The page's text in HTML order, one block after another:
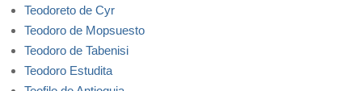
Teodoreto de Cyr
Teodoro de Mopsuesto
Teodoro de Tabenisi
Teodoro Estudita